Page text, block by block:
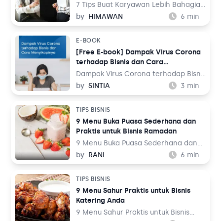
untuk berbuka puasa. Hal ini tentunya
menjadi ladang bisnis yang sangat
menguntungkan.
7 Tips Buat Karyawan Lebih Bahagia
di Kantor – Perusahaan secara
sederhana dapat didefinisikan
dari orang-orang yang saling bekerja
sama untuk mengejar satu tujuan.
Dari definisi tersebut, tampak jelas
bahwa yang menjadi pilar dari
sebuah perusahaan adalah
karyawan Anda.
by HIMAWAN 6 min
E-BOOK
[Free E-book] Dampak Virus Corona
terhadap Bisnis dan Cara
Menyikapinya
Dampak Virus Corona terhadap Bisnis
dan Cara Menyikapinya – Pada Rabu,
11 Maret 2020 waktu setempat,
selaku Direktur Jenderal World
Health Organization (WHO) telah
mengumumkan bahwa wabah Virus
Corona sebagai pandemi global.
Bahkan, pemerintah Indonesia pun
telah mengumumkan bahwa COVID-
by SINTIA 3 min
TIPS BISNIS
9 Menu Buka Puasa Sederhana dan
Praktis untuk Bisnis Ramadan
9 Menu Buka Puasa Sederhana dan
Praktis untuk Bisnis Ramadan – Bulan
suci Ramadan sudah di depan mata,
ibadah puasa selama satu bulan ke
depan. Bulan penuh rahmat ini selalu
ditunggu semua umat Islam.
by RANI 6 min
TIPS BISNIS
9 Menu Sahur Praktis untuk Bisnis
Katering Anda
9 Menu Sahur Praktis untuk Bisnis